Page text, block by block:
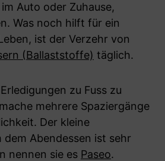
Auto oder Zuhause,
Was noch hilft für ein
ist der Verzehr von
(Ballaststoffe) täglich.
zu Fuss zu
mehrere Spaziergänge
Der kleine
dem Abendessen ist sehr
nennen sie es Paseo.